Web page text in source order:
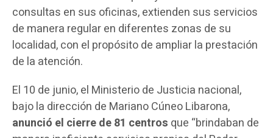
consultas en sus oficinas, extienden sus servicios
de manera regular en diferentes zonas de su
localidad, con el propósito de ampliar la prestación
de la atención.
El 10 de junio, el Ministerio de Justicia nacional,
bajo la dirección de Mariano Cúneo Libarona,
anunció el cierre de 81 centros que “brindaban de